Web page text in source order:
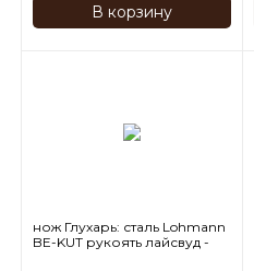
В корзину
нож Глухарь: сталь Lohmann
BE-KUT рукоять лайсвуд -